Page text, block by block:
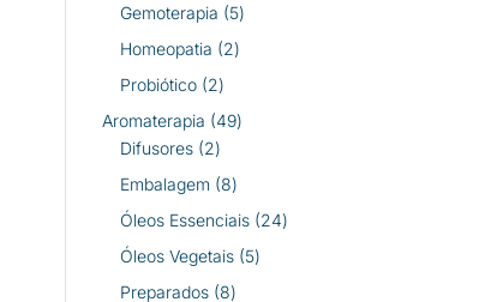
Gemoterapia 55
Homeopatia 22
Probiótico 22
produtos
Aromaterapia 4949
Difusores 22
produtos
Embalagem 88
produtos
Óleos Essenciais 2424
Óleos Vegetais 55
Preparados 88